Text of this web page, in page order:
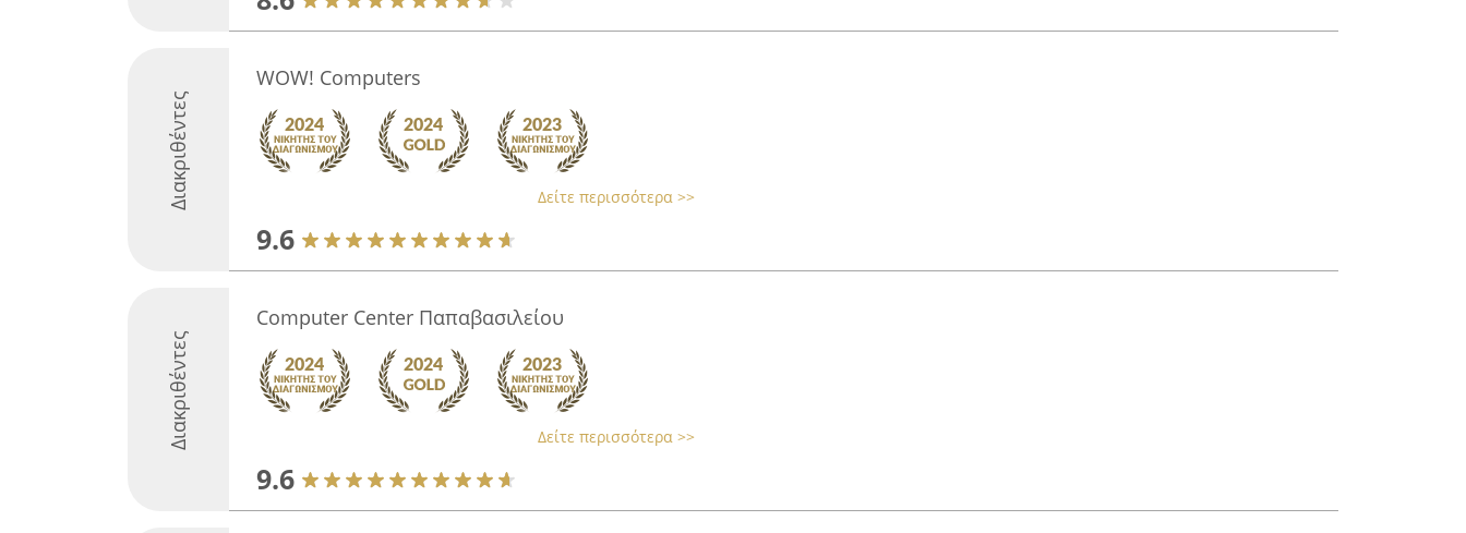
Διακριθέντες
WOW! Computers
Δείτε περισσότερα >>
9.6
Διακριθέντες
Computer Center Παπαβασιλείου
Δείτε περισσότερα >>
9.6